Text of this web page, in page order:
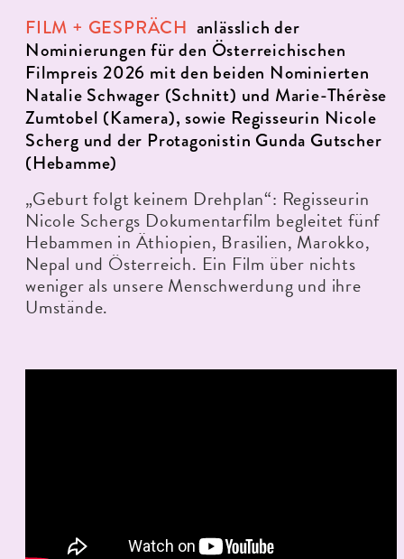
FILM + GESPRÄCH anlässlich der
Nominierungen für den Österreichischen
Filmpreis 2026 mit den beiden Nominierten
Natalie Schwager (Schnitt) und Marie-Thérèse
Zumtobel (Kamera), sowie Regisseurin Nicole
Scherg und der Protagonistin Gunda Gutscher
(Hebamme)
„Geburt folgt keinem Drehplan“: Regisseurin
Nicole Schergs Dokumentarfilm begleitet fünf
Hebammen in Äthiopien, Brasilien, Marokko,
Nepal und Österreich. Ein Film über nichts
weniger als unsere Menschwerdung und ihre
Umstände.